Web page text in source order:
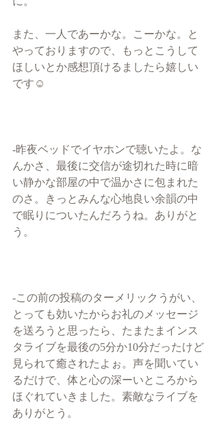
また、一人であーかな。こーかな。と
やっておりますので、もっとこうして
ほしいとか感想頂けるましたら嬉しい
です☺︎
-昨夜ベッドでイヤホンで聴いたよ。な
んかさ、最後に交信が途切れた時に暗
い静かな部屋の中で温かさに包まれた
のさ。きっとみんな心地良い余韻の中
で眠りについたんだろうね。ありがと
う。
-この前の投稿のターメリックうがい、
とっても効いたからお礼のメッセージ
を送ろうと思ったら、たまたまインス
タライブを最後の5分か10分だったけど
見られて癒されたよぉ。声を聞いてい
るだけで、体と心の深ーいところから
ほぐれていきました。素敵なライブを
ありがとう。